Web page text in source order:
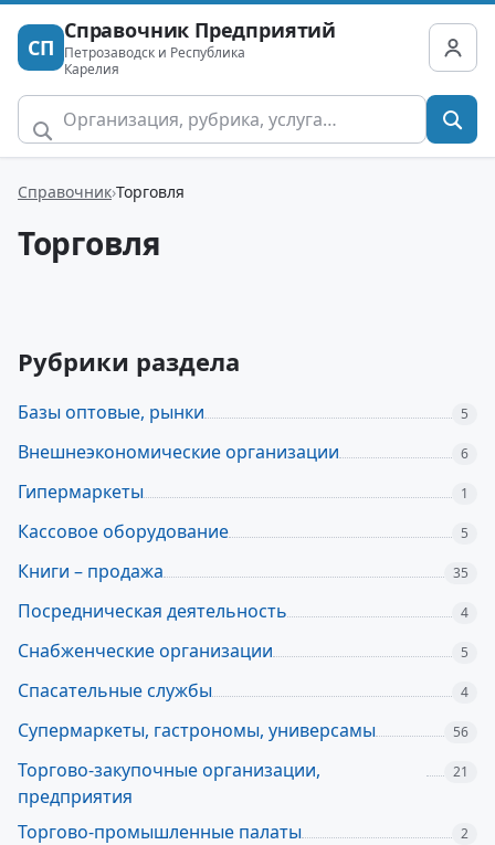
СП
Справочник Предприятий
Петрозаводск и Республика
Карелия
Справочник Торговля
Торговля
Рубрики раздела
Базы оптовые, рынки 5
Внешнеэкономические организации 6
Гипермаркеты 1
Кассовое оборудование 5
Книги – продажа 35
Посредническая деятельность 4
Снабженческие организации 5
Спасательные службы 4
Супермаркеты, гастрономы, универсамы 56
Торгово-закупочные организации,
предприятия
21
Торгово-промышленные палаты 2